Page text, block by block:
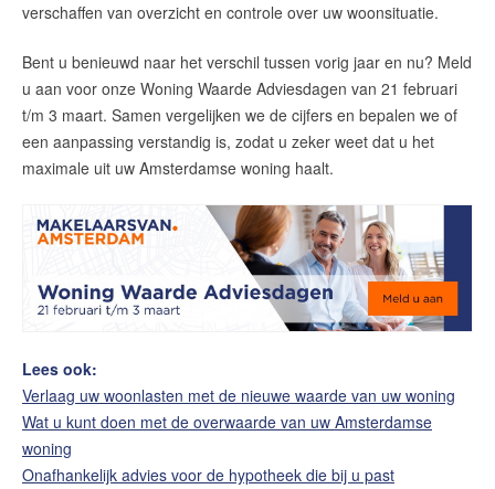
verschaffen van overzicht en controle over uw woonsituatie.
Bent u benieuwd naar het verschil tussen vorig jaar en nu? Meld
u aan voor onze Woning Waarde Adviesdagen van 21 februari
t/m 3 maart. Samen vergelijken we de cijfers en bepalen we of
een aanpassing verstandig is, zodat u zeker weet dat u het
maximale uit uw Amsterdamse woning haalt.
Lees ook:
Verlaag uw woonlasten met de nieuwe waarde van uw woning
Wat u kunt doen met de overwaarde van uw Amsterdamse
woning
Onafhankelijk advies voor de hypotheek die bij u past